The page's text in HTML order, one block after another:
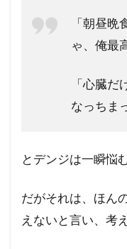
「朝昼晩
ゃ、俺最
「心臓だ
なっちま
とデンジは一瞬悩む
だがそれは、ほん
えないと言い、考